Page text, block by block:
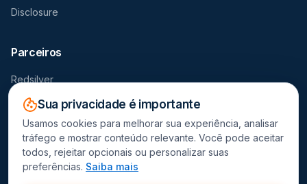
Disclosure
Parceiros
Redsilver
Seguro Viagem
Destravador
Sua privacidade é importante
Usamos cookies para melhorar sua experiência, analisar
tráfego e mostrar conteúdo relevante. Você pode aceitar
todos, rejeitar opcionais ou personalizar suas
preferências. Saiba mais